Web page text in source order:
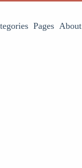
Pages About